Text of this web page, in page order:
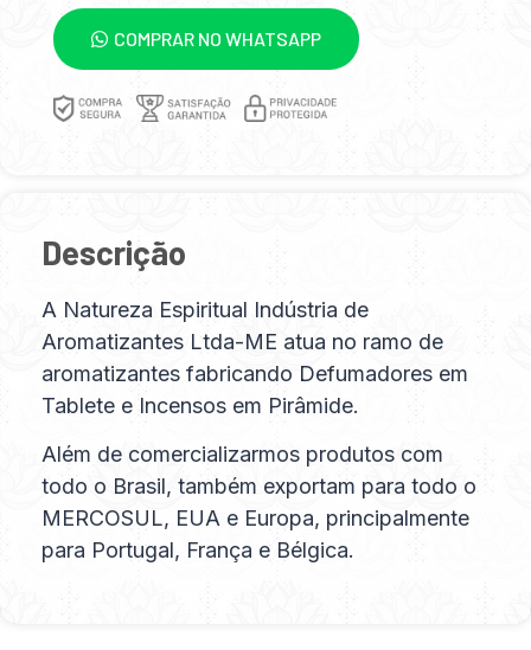
COMPRAR NO WHATSAPP
Descrição
A Natureza Espiritual Indústria de
Aromatizantes Ltda-ME atua no ramo de
aromatizantes fabricando Defumadores em
Tablete e Incensos em Pirâmide.
Além de comercializarmos produtos com
todo o Brasil, também exportam para todo o
MERCOSUL, EUA e Europa, principalmente
para Portugal, França e Bélgica.